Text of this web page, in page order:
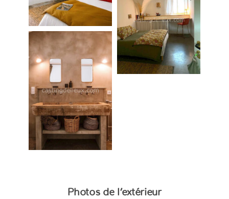
Photos de l’extérieur